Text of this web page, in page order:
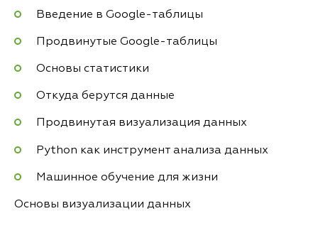
Введение в Google-таблицы
Продвинутые Google-таблицы
Основы статистики
Откуда берутся данные
Продвинутая визуализация данных
Python как инструмент анализа данных
Машинное обучение для жизни
Основы визуализации данных